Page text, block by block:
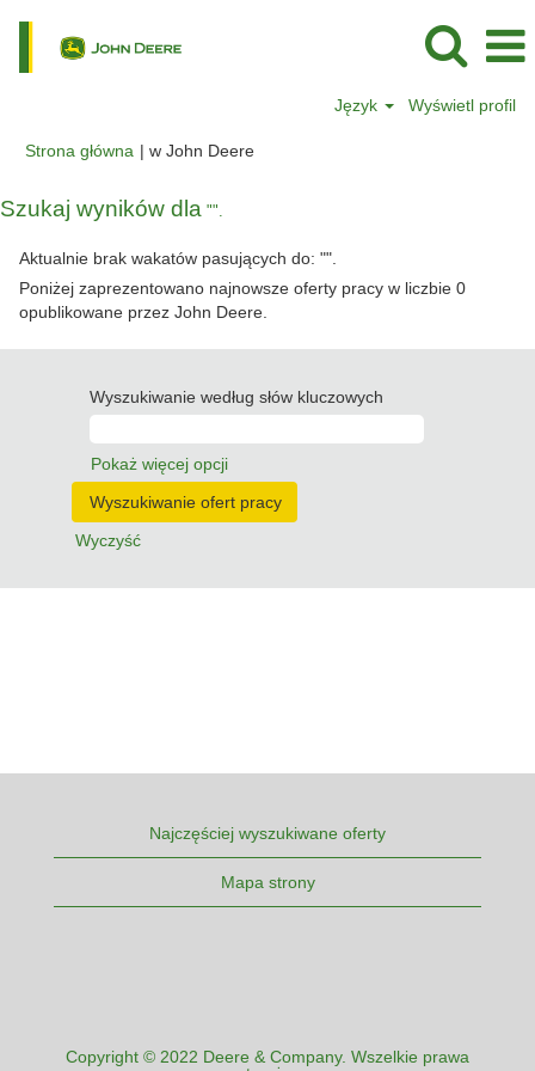
Język Wyświetl profil
Strona główna | w John Deere(bieżąca
Szukaj wyników dla "".
Aktualnie brak wakatów pasujących do: "".
Poniżej zaprezentowano najnowsze oferty pracy w liczbie 0
opublikowane przez John Deere.
Wyszukiwanie według słów kluczowych
Pokaż więcej opcji
Wyczyść
Najczęściej wyszukiwane oferty
Mapa strony
Copyright © 2022 Deere & Company. Wszelkie prawa